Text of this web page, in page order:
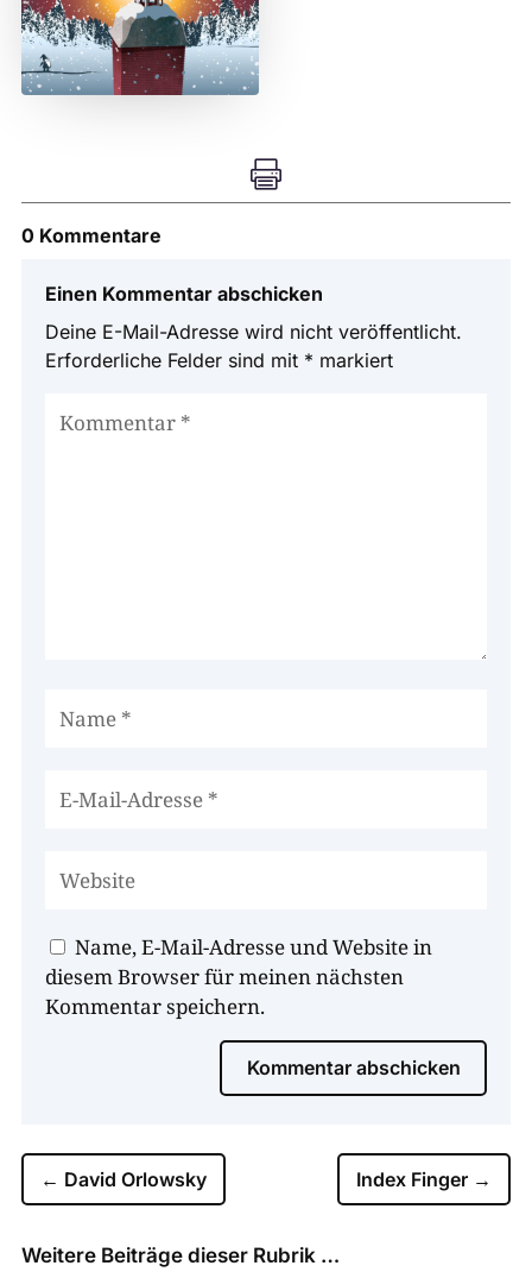

0 Kommentare
Einen Kommentar abschicken
Deine E-Mail-Adresse wird nicht veröffentlicht.
Erforderliche Felder sind mit * markiert
Name, E-Mail-Adresse und Website in
diesem Browser für meinen nächsten
Kommentar speichern.
Kommentar abschicken
← David Orlowsky Index Finger →
Weitere Beiträge dieser Rubrik …